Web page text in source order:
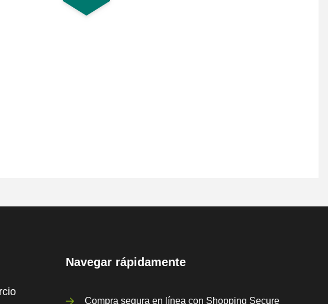
Navegar rápidamente
Compra segura en línea con Shopping Secure